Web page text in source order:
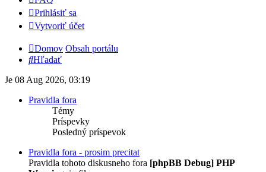
Prihlásiť sa
Vytvoriť účet
Domov Obsah portálu
Hľadať
Je 08 Aug 2026, 03:19
Pravidla fora
Témy
Príspevky
Posledný príspevok
Pravidla fora - prosim precitat
Pravidla tohoto diskusneho fora [phpBB Debug] PHP